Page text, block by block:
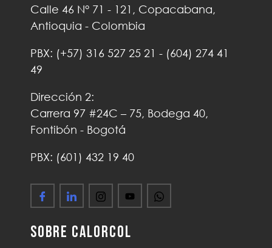
Calle 46 N° 71 - 121, Copacabana,
Antioquia - Colombia
PBX: (+57) 316 527 25 21 - (604) 274 41
49
Dirección 2:
Carrera 97 #24C – 75, Bodega 40,
Fontibón - Bogotá
PBX: (601) 432 19 40
Sobre Calorcol